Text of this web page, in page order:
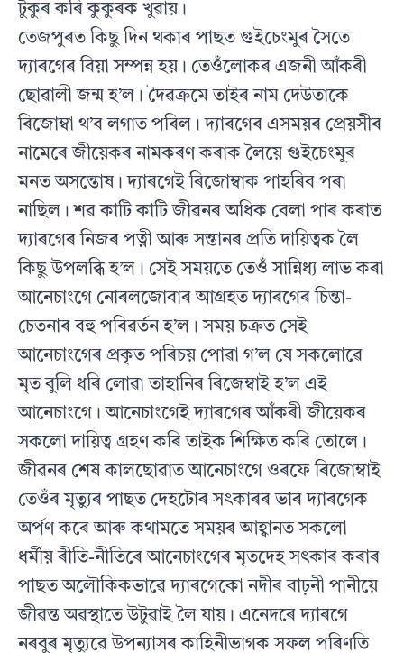
টুকুৰ কৰি কুকুৰক খুৱায়।
তেজপুৰত কিছু দিন থকাৰ পাছত গুইচেংমুৰ সৈতে
দ্যাৰগেৰ বিয়া সম্পন্ন হয়। তেওঁলোকৰ এজনী আঁকৰী
ছোৱালী জন্ম হ’ল। দৈৱক্ৰমে তাইৰ নাম দেউতাকে
ৰিজোম্বা থ’ব লগাত পৰিল। দ্যাৰগেৰ এসময়ৰ প্ৰেয়সীৰ
নামেৰে জীয়েকৰ নামকৰণ কৰাক লৈয়ে গুইচেংমুৰ
মনত অসন্তোষ। দ্যাৰগেই ৰিজোম্বাক পাহৰিব পৰা
নাছিল। শৱ কাটি কাটি জীৱনৰ অধিক বেলা পাৰ কৰাত
দ্যাৰগেৰ নিজৰ পত্নী আৰু সন্তানৰ প্ৰতি দায়িত্বক লৈ
কিছু উপলব্ধি হ’ল। সেই সময়তে তেওঁ সান্নিধ্য লাভ কৰা
আনেচাংগে নোৰলজোবাৰ আগ্ৰহত দ্যাৰগেৰ চিন্তা-
চেতনাৰ বহু পৰিৱৰ্তন হ’ল। সময় চক্ৰত সেই
আনেচাংগেৰ প্ৰকৃত পৰিচয় পোৱা গ’ল যে সকলোৱে
মৃত বুলি ধৰি লোৱা তাহানিৰ ৰিজেম্বাই হ’ল এই
আনেচাংগে। আনেচাংগেই দ্যাৰগেৰ আঁকৰী জীয়েকৰ
সকলো দায়িত্ব গ্ৰহণ কৰি তাইক শিক্ষিত কৰি তোলে।
জীৱনৰ শেষ কালছোৱাত আনেচাংগে ওৰফে ৰিজোম্বাই
তেওঁৰ মৃত্যুৰ পাছত দেহটোৰ সৎকাৰৰ ভাৰ দ্যাৰগেক
অৰ্পণ কৰে আৰু কথামতে সময়ৰ আহ্বানত সকলো
ধৰ্মীয় ৰীতি-নীতিৰে আনেচাংগেৰ মৃতদেহ সৎকাৰ কৰাৰ
পাছত অলৌকিকভাৱে দ্যাৰগেকো নদীৰ বাঢ়নী পানীয়ে
জীৱন্ত অৱস্থাতে উটুৱাই লৈ যায়। এনেদৰে দ্যাৰগে
নৰবুৰ মৃত্যুৱে উপন্যাসৰ কাহিনীভাগক সফল পৰিণতি